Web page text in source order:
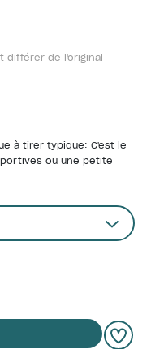
différer de l'original
à tirer typique: C'est le
ou une petite